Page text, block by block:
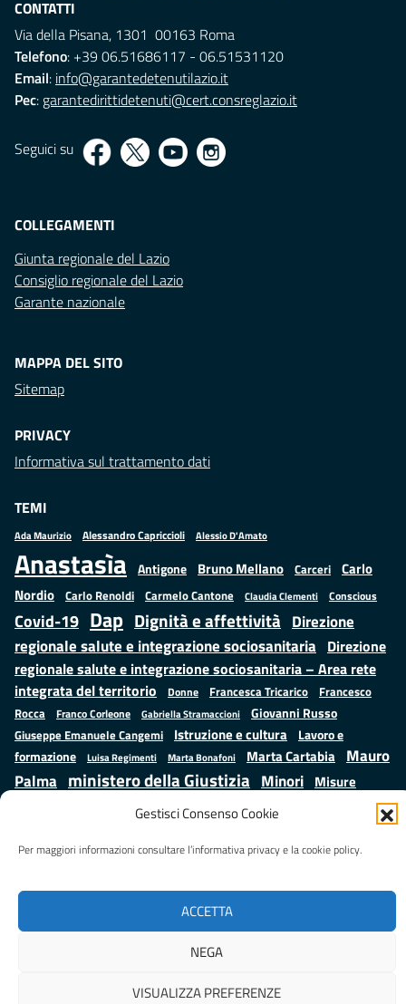
Gestisci Consenso Cookie
Per maggiori informazioni consultare l’informativa privacy e la cookie policy.
ACCETTA
NEGA
VISUALIZZA PREFERENZE
CONTATTI
Via della Pisana, 1301 00163 Roma
Telefono: +39 06.51686117 - 06.51531120
Email: info@garantedetenutilazio.it
Pec: garantedirittidetenuti@cert.consreglazio.it
Seguici su
COLLEGAMENTI
Giunta regionale del Lazio
Consiglio regionale del Lazio
Garante nazionale
MAPPA DEL SITO
Sitemap
PRIVACY
Informativa sul trattamento dati
TEMI
Ada Maurizio Alessandro Capriccioli Alessio D'Amato
Anastasìa Antigone Bruno Mellano Carceri
Carlo
Nordio Carlo Renoldi Carmelo Cantone Claudia Clementi Conscious
Covid-19 Dap Dignità e affettività Direzione
regionale salute e integrazione sociosanitaria Direzione
regionale salute e integrazione sociosanitaria – Area rete
integrata del territorio
Donne Francesca Tricarico
Francesco
Rocca
Franco Corleone Gabriella Stramaccioni Giovanni Russo
Giuseppe Emanuele Cangemi Istruzione e cultura
Lavoro e
formazione
Luisa Regimenti Marta Bonafoni Marta Cartabia Mauro
Palma ministero della Giustizia Minori Misure
alternative alla detenzione
Patrizio Gonnella Prap
Salute Samuele Ciambriello
Sarah Grieco Sergio Mattarella Situazione in numeri